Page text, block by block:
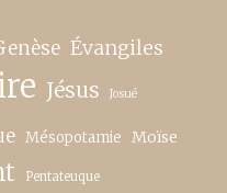
Évangiles
Jésus Josué
Mésopotamie Moïse
Pentateuque